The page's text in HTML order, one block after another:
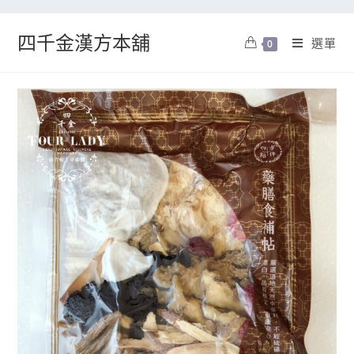
四千金漢方本舖 0 選單